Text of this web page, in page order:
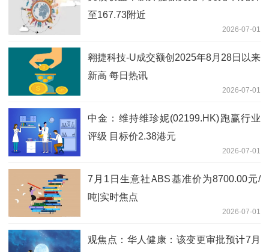
至167.73附近
2026-07-01
翱捷科技-U成交额创2025年8月28日以来
新高 每日热讯
2026-07-01
中金：维持维珍妮(02199.HK)跑赢行业
评级 目标价2.38港元
2026-07-01
7月1日生意社ABS基准价为8700.00元/
吨|实时焦点
2026-07-01
观焦点：华人健康：该变更审批预计7月